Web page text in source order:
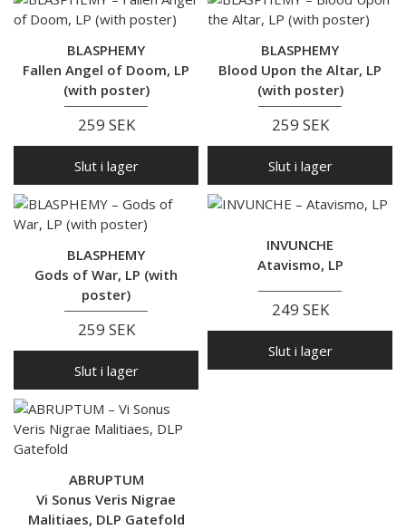
BLASPHEMY
Fallen Angel of Doom, LP
(with poster)
259 SEK
Slut i lager
BLASPHEMY
Blood Upon the Altar, LP
(with poster)
259 SEK
Slut i lager
BLASPHEMY
Gods of War, LP (with
poster)
259 SEK
Slut i lager
INVUNCHE
Atavismo, LP
249 SEK
Slut i lager
ABRUPTUM
Vi Sonus Veris Nigrae
Malitiaes, DLP Gatefold